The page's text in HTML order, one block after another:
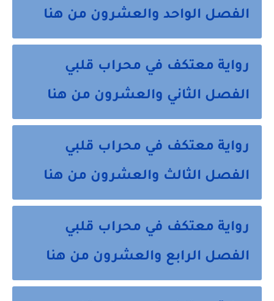
الفصل الواحد والعشرون من هنا
رواية معتكف في محراب قلبي
الفصل الثاني والعشرون من هنا
رواية معتكف في محراب قلبي
الفصل الثالث والعشرون من هنا
رواية معتكف في محراب قلبي
الفصل الرابع والعشرون من هنا